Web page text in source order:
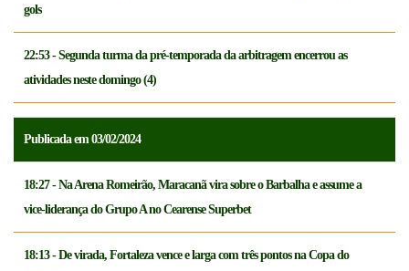
gols
22:53 - Segunda turma da pré-temporada da arbitragem encerrou as
atividades neste domingo (4)
Publicada em 03/02/2024
18:27 - Na Arena Romeirão, Maracanã vira sobre o Barbalha e assume a
vice-liderança do Grupo A no Cearense Superbet
18:13 - De virada, Fortaleza vence e larga com três pontos na Copa do